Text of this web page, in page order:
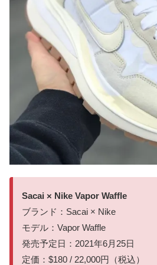
Sacai × Nike Vapor Waffle
ブランド：Sacai × Nike
モデル：Vapor Waffle
発売予定日：2021年6月25日
定価：$180 / 22,000円（税込）